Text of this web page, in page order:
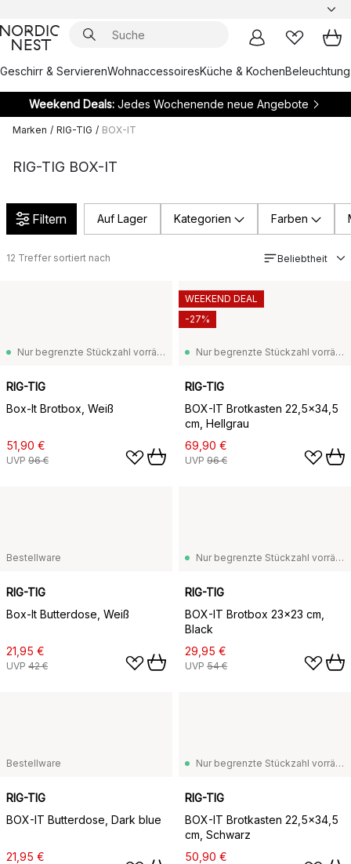
Geschirr & ServierenWohnaccessoiresKüche & KochenBeleuchtung
Weekend Deals:Jedes Wochenende neue Angebote
Marken / RIG-TIG / BOX-IT
RIG-TIG BOX-IT
Filtern Auf Lager Kategorien Farben
12 Treffer sortiert nach Beliebtheit
Nur begrenzte Stückzahl vorrätig
RIG-TIG
Box-It Brotbox, Weiß
51,90 €
UVP 96 €
Nur begrenzte Stückzahl vorrätig
RIG-TIG
BOX-IT Brotkasten 22,5x34,5
cm, Hellgrau
69,90 €
UVP 96 €
WEEKEND DEAL
-27%
Bestellware
RIG-TIG
Box-It Butterdose, Weiß
21,95 €
UVP 42 €
Nur begrenzte Stückzahl vorrätig
RIG-TIG
BOX-IT Brotbox 23x23 cm,
Black
29,95 €
UVP 54 €
Bestellware
RIG-TIG
BOX-IT Butterdose, Dark blue
21,95 €
Nur begrenzte Stückzahl vorrätig
RIG-TIG
BOX-IT Brotkasten 22,5x34,5
cm, Schwarz
50,90 €